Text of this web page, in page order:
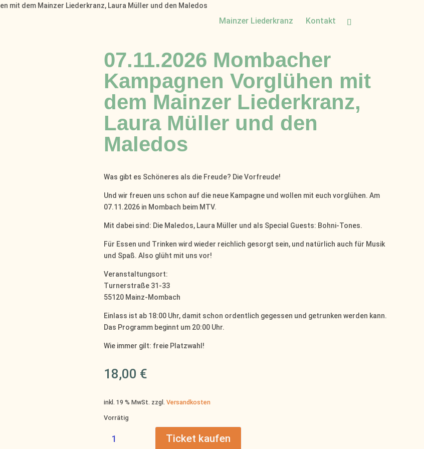
Mainzer Liederkranz Kontakt
mit dem Mainzer Liederkranz, Laura Müller und den Maledos
07.11.2026 Mombacher
Kampagnen Vorglühen mit
dem Mainzer Liederkranz,
Laura Müller und den
Maledos
Was gibt es Schöneres als die Freude? Die Vorfreude!
Und wir freuen uns schon auf die neue Kampagne und wollen mit euch vorglühen. Am
07.11.2026 in Mombach beim MTV.
Mit dabei sind: Die Maledos, Laura Müller und als Special Guests: Bohni-Tones.
Für Essen und Trinken wird wieder reichlich gesorgt sein, und natürlich auch für Musik
und Spaß. Also glüht mit uns vor!
Veranstaltungsort:
Turnerstraße 31-33
55120 Mainz-Mombach
Einlass ist ab 18:00 Uhr, damit schon ordentlich gegessen und getrunken werden kann.
Das Programm beginnt um 20:00 Uhr.
Wie immer gilt: freie Platzwahl!
18,00 €
inkl. 19 % MwSt. zzgl. Versandkosten
Vorrätig
Mombacher
Ticket kaufen